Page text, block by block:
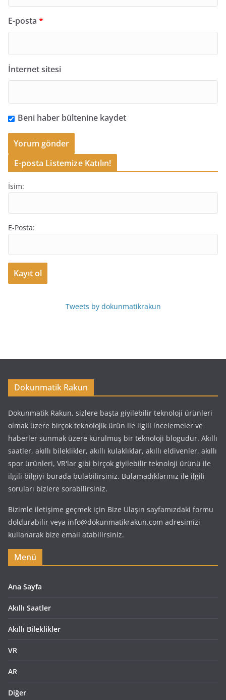
E-posta *
İnternet sitesi
Beni haber bültenine kaydet
E-posta Listemize Katılın!
İsim:
E-Posta:
Tweets by dokunmatikrakun
Dokunmatik Rakun
Dokunmatik Rakun, sizlere başta giyilebilir teknoloji ürünleri
olmak üzere birçok teknolojik ürün ile ilgili incelemeler ve
haberler sunmak üzere kurulmuş bir teknoloji blogudur. Akıllı
saatler, akıllı bileklikler, akıllı kulaklıklar, akıllı eldivenler, akıllı
spor ürünleri, VR'lar gibi birçok giyilebilir teknoloji ürünü ile
ilgili bilgiyi burada bulabilirsiniz. Bulamadıklarınız ile ilgili
soruları bizlere sorabilirsiniz.
Bizimle iletişime geçmek için Bize Ulaşın sayfamızdaki formu
doldurabilir veya info@dokunmatikrakun.com adresimizi
kullanarak bize email atabilirsiniz.
Menü
Ana Sayfa
Akıllı Saatler
Akıllı Bileklikler
VR
AR
Diğer